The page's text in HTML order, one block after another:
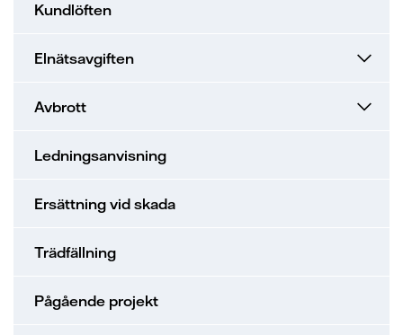
Kundlöften
Elnätsavgiften
Avbrott
Ledningsanvisning
Ersättning vid skada
Trädfällning
Pågående projekt